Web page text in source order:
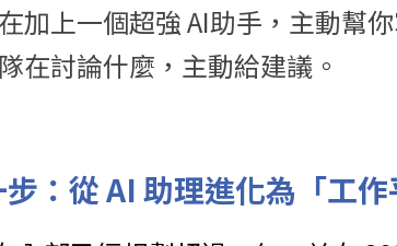
加上一個超強 AI助手，主動幫
在討論什麼，主動給建議。
：從 AI 助理進化為「工作